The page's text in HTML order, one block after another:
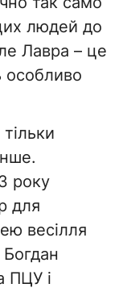
людей до
Лавра – це
особливо
року
для
весілля
ПЦУ і